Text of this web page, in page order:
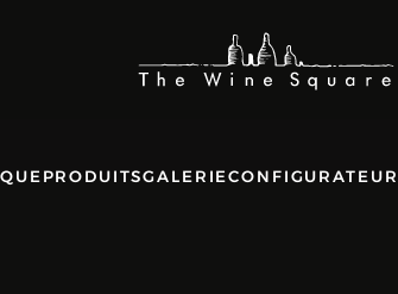
PRODUITSGALERIECONFIGURATEUR